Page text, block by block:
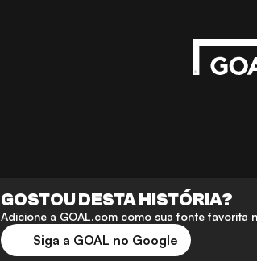
GOSTOU DESTA HISTÓRIA?
Adicione a GOAL.com como sua fonte favorita
Siga a GOAL no Google